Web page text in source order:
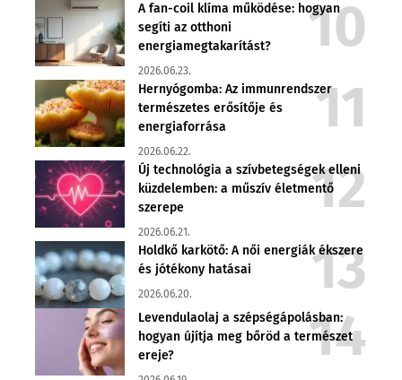
A fan-coil klíma működése: hogyan
segíti az otthoni
energiamegtakarítást?
2026.06.23.
Hernyógomba: Az immunrendszer
természetes erősítője és
energiaforrása
2026.06.22.
Új technológia a szívbetegségek elleni
küzdelemben: a műszív életmentő
szerepe
2026.06.21.
Holdkő karkötő: A női energiák ékszere
és jótékony hatásai
2026.06.20.
Levendulaolaj a szépségápolásban:
hogyan újítja meg bőröd a természet
ereje?